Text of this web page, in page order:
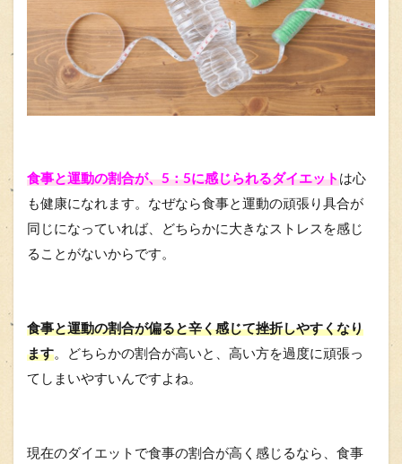
食事と運動の割合が、5：5に感じられるダイエットは心
も健康になれます。なぜなら食事と運動の頑張り具合が
同じになっていれば、どちらかに大きなストレスを感じ
ることがないからです。
食事と運動の割合が偏ると辛く感じて挫折しやすくなり
ます。どちらかの割合が高いと、高い方を過度に頑張っ
てしまいやすいんですよね。
現在のダイエットで食事の割合が高く感じるなら、食事